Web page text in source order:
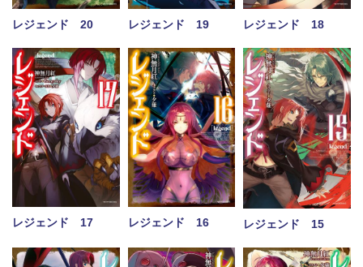
レジェンド 20 レジェンド 19 レジェンド 18
レジェンド 17 レジェンド 16 レジェンド 15